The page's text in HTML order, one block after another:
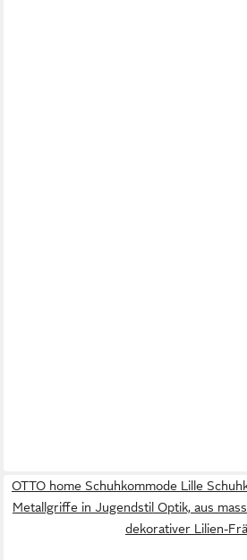
OTTO home Schuhkommode Lille
Metallgriffe in Jugendstil Optik, aus
dekorativer Lilien-